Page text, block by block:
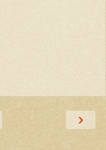
›